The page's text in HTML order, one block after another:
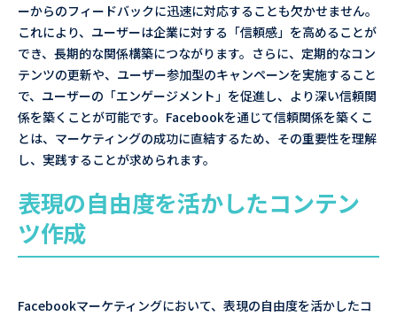
ーからのフィードバックに迅速に対応することも欠かせません。
これにより、ユーザーは企業に対する「信頼感」を高めることが
でき、長期的な関係構築につながります。さらに、定期的なコン
テンツの更新や、ユーザー参加型のキャンペーンを実施すること
で、ユーザーの「エンゲージメント」を促進し、より深い信頼関
係を築くことが可能です。Facebookを通じて信頼関係を築くこ
とは、マーケティングの成功に直結するため、その重要性を理解
し、実践することが求められます。
表現の自由度を活かしたコンテン
ツ作成
Facebookマーケティングにおいて、表現の自由度を活かしたコ